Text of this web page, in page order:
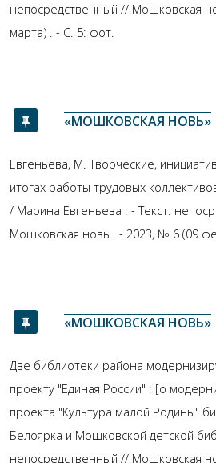
непосредственный // Мошковская
марта) . - С. 5: фот.
«МОШКОВСКАЯ НОВЬ»
Евгеньева, М. Творческие,
итогах работы трудовых
/ Марина Евгеньева . - Текст:
Мошковская новь . - 2023, № 6 (09
«МОШКОВСКАЯ НОВЬ»
Две библиотеки района
проекту "Единая России" : [о
проекта "Культура малой Родины"
Белоярка и Мошковской детской
непосредственный // Мошковская